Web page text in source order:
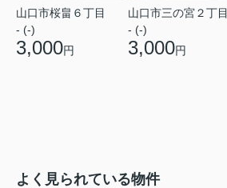
山口市桜畠６丁目
- (-)
3,000円
山口市三の宮２丁目
- (-)
3,000円
よく見られている物件